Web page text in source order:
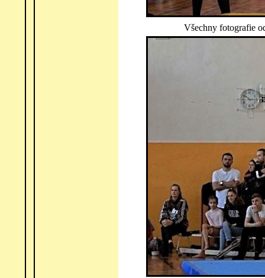
Všechny fotografie